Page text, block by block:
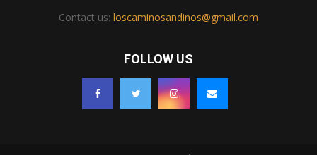
Contact us: loscaminosandinos@gmail.com
FOLLOW US